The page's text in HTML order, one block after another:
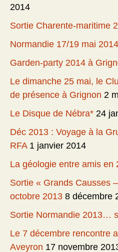
2014
Sortie Charente-maritime
Normandie 17/19 mai 2014
Garden-party 2014 à
Le dimanche 25 mai, le
de présence à Grignon 2
Le Disque de Nébra* 24
Déc 2013 : Voyage à la
RFA 1 janvier 2014
La géologie entre amis en
Sortie « Grands Causses
octobre 2013 8 décembre
Sortie Normandie 2013…
Le 7 décembre rencontre
Aveyron 17 novembre